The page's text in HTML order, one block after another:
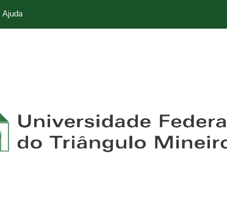
Ajuda